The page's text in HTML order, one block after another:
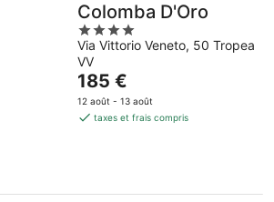
Colomba D'Oro
4
out
of
5
Via Vittorio Veneto, 50 Tropea
VV
Le
prix
est
185 €
12 août - 13 août
taxes et frais compris